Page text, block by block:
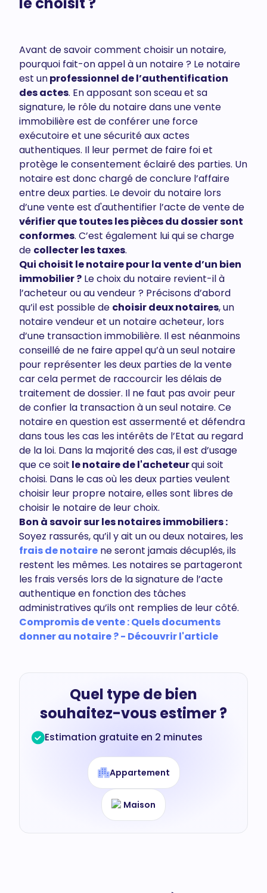
Avant de savoir comment choisir un notaire,
pourquoi fait-on appel à un notaire ? Le notaire
est unprofessionnel de l’authentification
des actes. En apposant son sceau et sa
signature, le rôle du notaire dans une vente
immobilière est de conférer une force
exécutoire et une sécurité aux actes
authentiques. Il leur permet de faire foi et
protège le consentement éclairé des parties. Un
notaire est donc chargé de conclure l’affaire
entre deux parties. Le devoir du notaire lors
d’une vente est d'authentifier l’acte de vente de
vérifier que toutes les pièces du dossier sont
conformes. C’est également lui qui se charge
de collecter les taxes.
Qui choisit le notaire pour la vente d’un bien
immobilier ? Le choix du notaire revient-il à
l’acheteur ou au vendeur ? Précisons d’abord
qu’il est possible de choisir deux notaires, un
notaire vendeur et un notaire acheteur, lors
d’une transaction immobilière. Il est néanmoins
conseillé de ne faire appel qu’à un seul notaire
pour représenter les deux parties de la vente
car cela permet de raccourcir les délais de
traitement de dossier. Il ne faut pas avoir peur
de confier la transaction à un seul notaire. Ce
notaire en question est assermenté et défendra
dans tous les cas les intérêts de l’Etat au regard
de la loi. Dans la majorité des cas, il est d’usage
que ce soit le notaire de l'acheteurqui soit
choisi. Dans le cas où les deux parties veulent
choisir leur propre notaire, elles sont libres de
choisir le notaire de leur choix.
Bon à savoir sur les notaires immobiliers :
Soyez rassurés, qu’il y ait un ou deux notaires, les
frais de notaire ne seront jamais décuplés, ils
restent les mêmes. Les notaires se partageront
les frais versés lors de la signature de l’acte
authentique en fonction des tâches
administratives qu’ils ont remplies de leur côté.
Compromis de vente : Quels documents
donner au notaire ? - Découvrir l'article
Quel type de bien
souhaitez-vous estimer ?
Estimation gratuite en 2 minutes
Appartement
Maison